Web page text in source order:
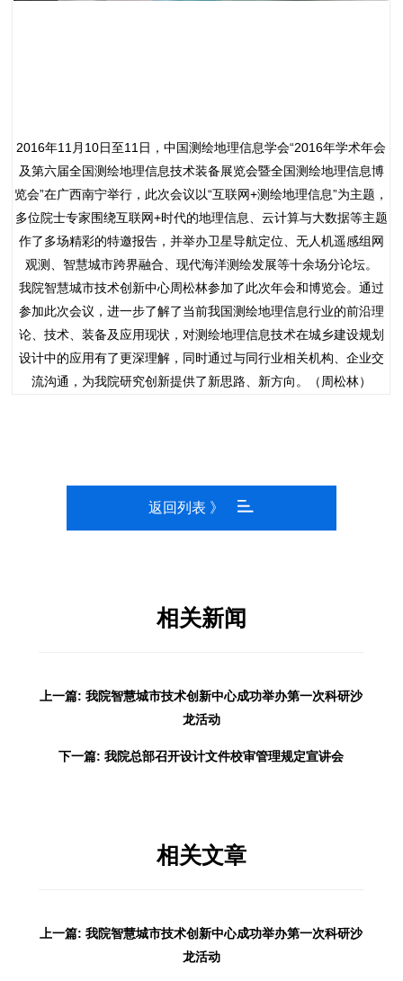
2016年11月10日至11日，中国测绘地理信息学会“2016年学术年会
及第六届全国测绘地理信息技术装备展览会暨全国测绘地理信息博
览会”在广西南宁举行，此次会议以“互联网+测绘地理信息”为主题，
多位院士专家围绕互联网+时代的地理信息、云计算与大数据等主题
作了多场精彩的特邀报告，并举办卫星导航定位、无人机遥感组网
观测、智慧城市跨界融合、现代海洋测绘发展等十余场分论坛。
我院智慧城市技术创新中心周松林参加了此次年会和博览会。通过
参加此次会议，进一步了解了当前我国测绘地理信息行业的前沿理
论、技术、装备及应用现状，对测绘地理信息技术在城乡建设规划
设计中的应用有了更深理解，同时通过与同行业相关机构、企业交
流沟通，为我院研究创新提供了新思路、新方向。（周松林）
返回列表 》
相关新闻
上一篇: 我院智慧城市技术创新中心成功举办第一次科研沙
龙活动
下一篇: 我院总部召开设计文件校审管理规定宣讲会
相关文章
上一篇: 我院智慧城市技术创新中心成功举办第一次科研沙
龙活动